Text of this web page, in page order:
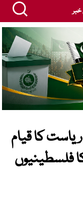
کا قیام
فلسطینیوں